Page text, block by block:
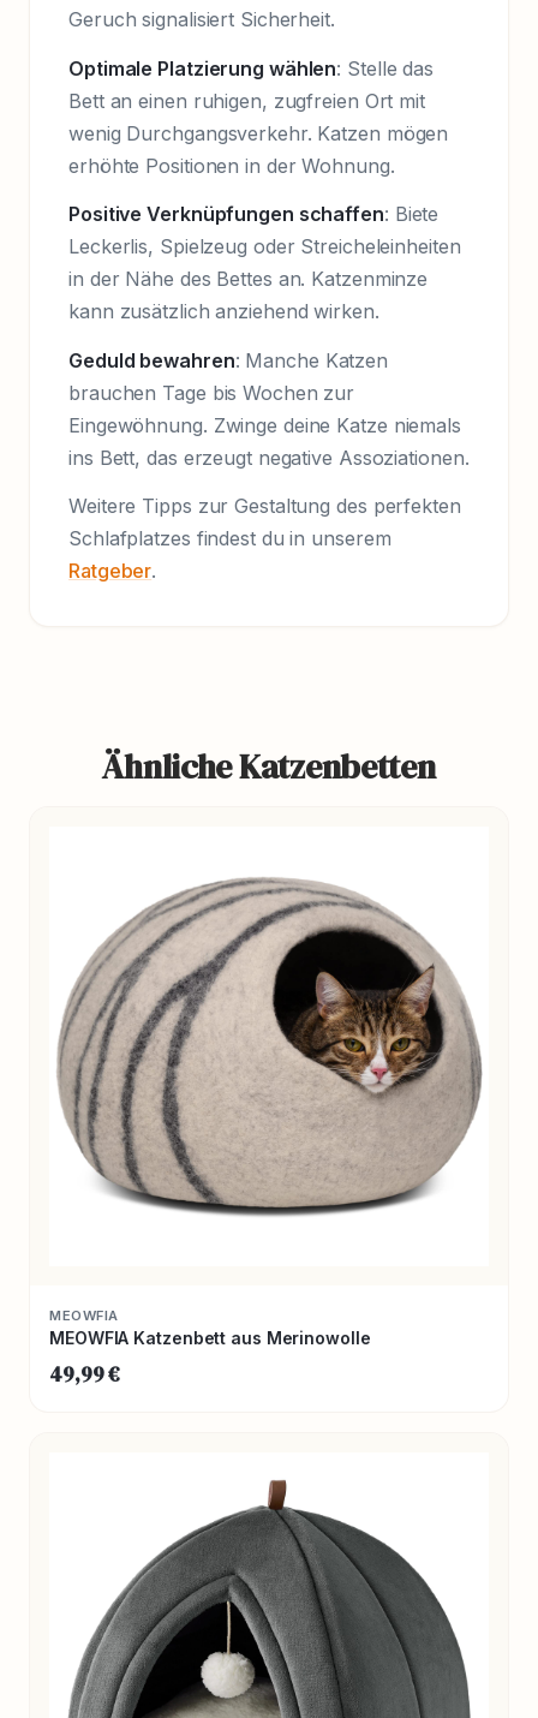
Geruch signalisiert Sicherheit.
Optimale Platzierung wählen: Stelle das
Bett an einen ruhigen, zugfreien Ort mit
wenig Durchgangsverkehr. Katzen mögen
erhöhte Positionen in der Wohnung.
Positive Verknüpfungen schaffen: Biete
Leckerlis, Spielzeug oder Streicheleinheiten
in der Nähe des Bettes an. Katzenminze
kann zusätzlich anziehend wirken.
Geduld bewahren: Manche Katzen
brauchen Tage bis Wochen zur
Eingewöhnung. Zwinge deine Katze niemals
ins Bett, das erzeugt negative Assoziationen.
Weitere Tipps zur Gestaltung des perfekten
Schlafplatzes findest du in unserem
Ratgeber.
Ähnliche Katzenbetten
MEOWFIA
MEOWFIA Katzenbett aus Merinowolle
49,99 €